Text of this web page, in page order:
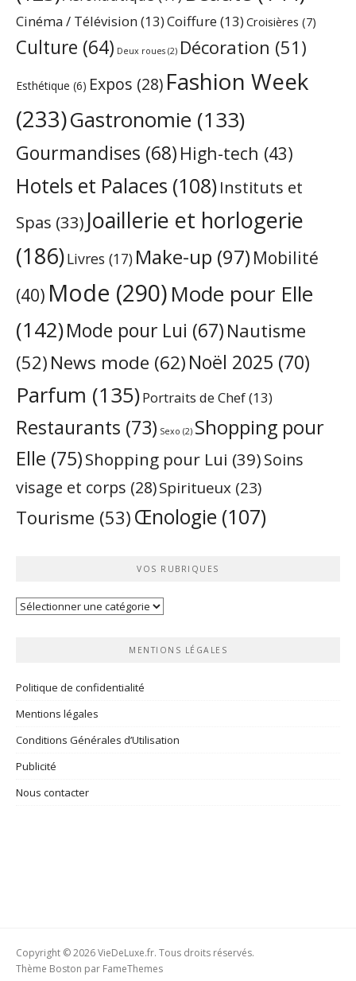
Cinéma / Télévision(13)Coiffure(13) Croisières (7)
Culture (64) Deux roues (2) Décoration (51)
Esthétique (6) Expos (28) Fashion Week
(233)Gastronomie (133)
Gourmandises (68) High-tech (43)
Hotels et Palaces (108) Instituts et
Spas (33) Joaillerie et horlogerie
(186)Livres (17) Make-up (97) Mobilité
(40) Mode (290)Mode pour Elle
(142)Mode pour Lui (67) Nautisme
(52) News mode (62)Noël 2025 (70)
Parfum (135)Portraits de Chef(13)
Restaurants (73) Sexo (2) Shopping pour
Elle (75)Shopping pour Lui (39)Soins
visage et corps (28)Spiritueux (23)
Tourisme (53) Œnologie (107)
VOS RUBRIQUES
Vos
MENTIONS LÉGALES
Politique de confidentialité
Mentions légales
Conditions Générales d’Utilisation
Publicité
Nous contacter
Copyright © 2026 VieDeLuxe.fr. Tous droits réservés.
Thème Boston par FameThemes